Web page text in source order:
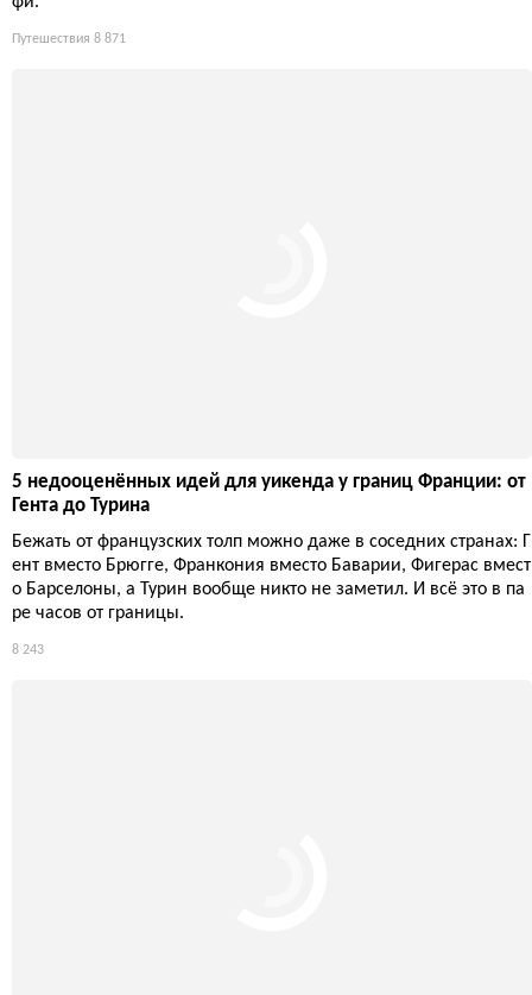
Путешествия 8 871
5 недооценённых идей для уикенда у границ Франции: от
Гента до Турина
Бежать от французских толп можно даже в соседних странах: Г
ент вместо Брюгге, Франкония вместо Баварии, Фигерас вмест
о Барселоны, а Турин вообще никто не заметил. И всё это в па
ре часов от границы.
8 243